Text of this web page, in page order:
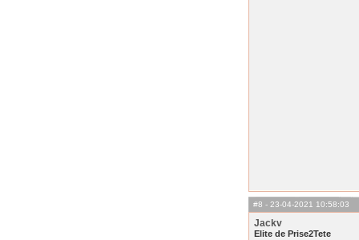
#8 - 23-04-2021 10:58:03
Jackv
Elite de Prise2Tete